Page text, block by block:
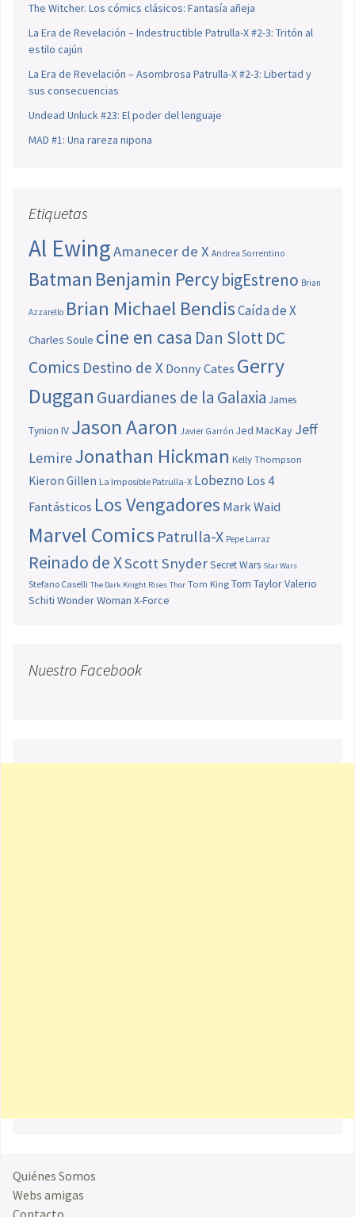
The Witcher. Los cómics clásicos: Fantasía añeja
La Era de Revelación – Indestructible Patrulla-X #2-3: Tritón al
estilo cajún
La Era de Revelación – Asombrosa Patrulla-X #2-3: Libertad y
sus consecuencias
Undead Unluck #23: El poder del lenguaje
MAD #1: Una rareza nipona
Etiquetas
Al EwingAmanecer de X Andrea Sorrentino
Batman Benjamin PercybigEstreno Brian
Azzarello Brian Michael BendisCaída de X
Charles Soule cine en casa Dan SlottDC
Comics Destino de X Donny Cates Gerry
Duggan Guardianes de la Galaxia James
Tynion IV Jason Aaron Javier Garrón Jed MacKay Jeff
LemireJonathan Hickman Kelly Thompson
Kieron Gillen La Imposible Patrulla-X Lobezno Los 4
Fantásticos Los Vengadores Mark Waid
Marvel Comics Patrulla-X Pepe Larraz
Reinado de XScott SnyderSecret Wars Star Wars
Stefano Caselli The Dark Knight Rises Thor Tom King Tom TaylorValerio
Schiti Wonder Woman X-Force
Nuestro Facebook
Quiénes Somos
Webs amigas